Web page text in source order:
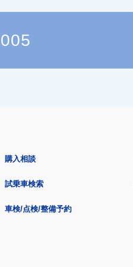
購入相談
試乗車検索
車検/点検/整備予約